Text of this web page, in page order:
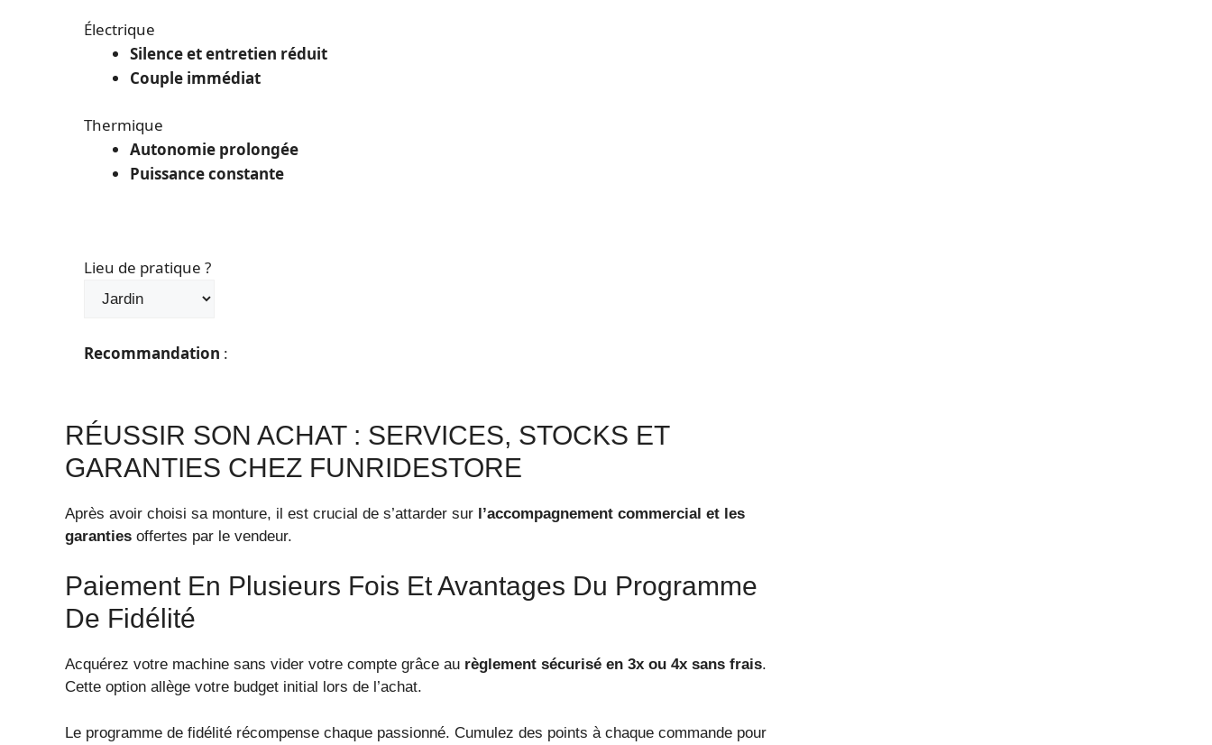
Électrique
Silence et entretien réduit
Couple immédiat
Thermique
Autonomie prolongée
Puissance constante
Lieu de pratique ?
Recommandation :
RÉUSSIR SON ACHAT : SERVICES, STOCKS ET
GARANTIES CHEZ FUNRIDESTORE
Après avoir choisi sa monture, il est crucial de s’attarder sur l’accompagnement commercial et les
garanties offertes par le vendeur.
Paiement En Plusieurs Fois Et Avantages Du Programme
De Fidélité
Acquérez votre machine sans vider votre compte grâce au règlement sécurisé en 3x ou 4x sans frais.
Cette option allège votre budget initial lors de l’achat.
Le programme de fidélité récompense chaque passionné. Cumulez des points à chaque commande pour